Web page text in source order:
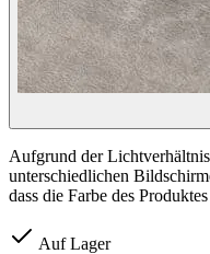
Aufgrund der
unterschiedlichen
dass die Farbe des
Auf Lager